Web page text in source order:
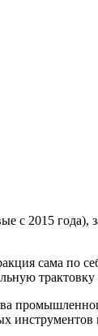
2015 года),
сама по
трактовку